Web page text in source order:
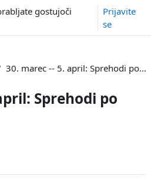
gostujoči
Prijavite
se
30. marec -- 5. april: Sprehodi po grafih
Sprehodi po